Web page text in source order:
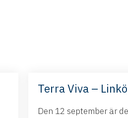
Terra Viva –
Den 12 september är